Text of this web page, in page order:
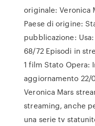
originale: Veronica
Paese di origine:
pubblicazione:
68/72 Episodi in
1 film Stato Opera:
aggiornamento 22/
Veronica Mars
streaming, anche
una serie tv